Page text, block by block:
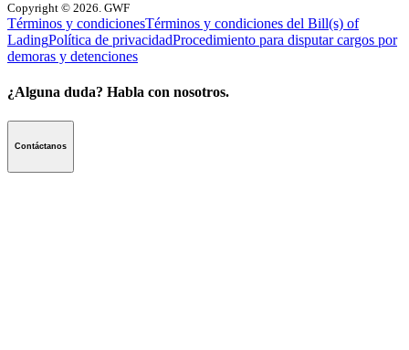
Copyright © 2026. GWF
Términos y condicionesTérminos y condiciones del Bill(s) of
LadingPolítica de privacidadProcedimiento para disputar cargos por
demoras y detenciones
¿Alguna duda? Habla con nosotros.
Contáctanos